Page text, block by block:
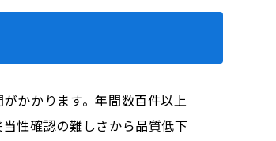
かかります。年間数百件以上
性確認の難しさから品質低下